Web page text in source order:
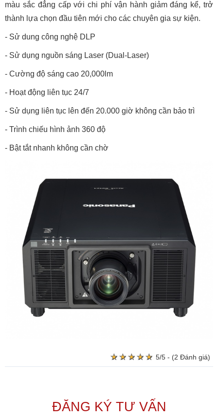
màu sắc đẳng cấp với chi phí vận hành giảm đáng kể, trở
thành lựa chọn đầu tiên mới cho các chuyên gia sự kiện.
- Sử dung công nghệ DLP
- Sử dụng nguồn sáng Laser (Dual-Laser)
- Cường độ sáng cao 20,000lm
- Hoạt động liên tục 24/7
- Sử dụng liên tục lên đến 20.000 giờ không cần bảo trì
- Trình chiếu hình ảnh 360 độ
- Bật tắt nhanh không cần chờ
★ ★ ★ ★ ★
★ ★ ★ ★ ★ 5/5 - (2 Đánh giá)
ĐĂNG KÝ TƯ VẤN